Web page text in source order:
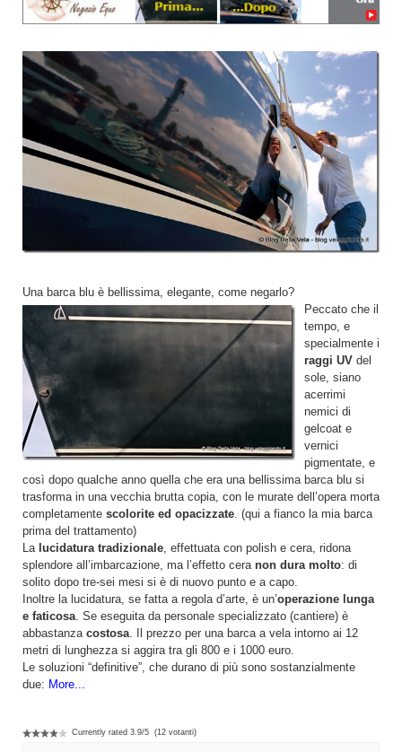
Una barca blu è bellissima, elegante, come negarlo?
Peccato che il
tempo, e
specialmente i
raggi UV del
sole, siano
acerrimi
nemici di
gelcoat e
vernici
pigmentate, e
così dopo qualche anno quella che era una bellissima barca blu si
trasforma in una vecchia brutta copia, con le murate dell’opera morta
completamente scolorite ed opacizzate . (qui a fianco la mia barca
prima del trattamento)
La lucidatura tradizionale , effettuata con polish e cera, ridona
splendore all’imbarcazione, ma l’effetto cera non dura molto: di
solito dopo tre-sei mesi si è di nuovo punto e a capo.
Inoltre la lucidatura, se fatta a regola d’arte, è un’operazione lunga
e faticosa . Se eseguita da personale specializzato (cantiere) è
abbastanza costosa . Il prezzo per una barca a vela intorno ai 12
metri di lunghezza si aggira tra gli 800 e i 1000 euro.
Le soluzioni “definitive”, che durano di più sono sostanzialmente
due: More...
Currently rated 3.9/5 (12 votanti)